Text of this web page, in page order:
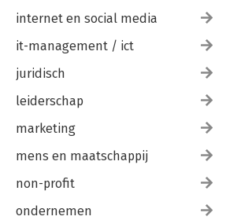
internet en social media
it-management / ict
juridisch
leiderschap
marketing
mens en maatschappij
non-profit
ondernemen